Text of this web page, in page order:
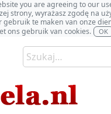
you are agreeing to our
strony, wyrażasz zgodę na
gebruik te maken van onze
ons gebruik van cookies.
OK